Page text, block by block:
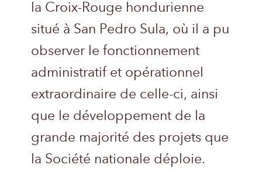
la Croix-Rouge hondurienne
situé à San Pedro Sula, où il a pu
observer le fonctionnement
administratif et opérationnel
extraordinaire de celle-ci, ainsi
que le développement de la
grande majorité des projets que
la Société nationale déploie.